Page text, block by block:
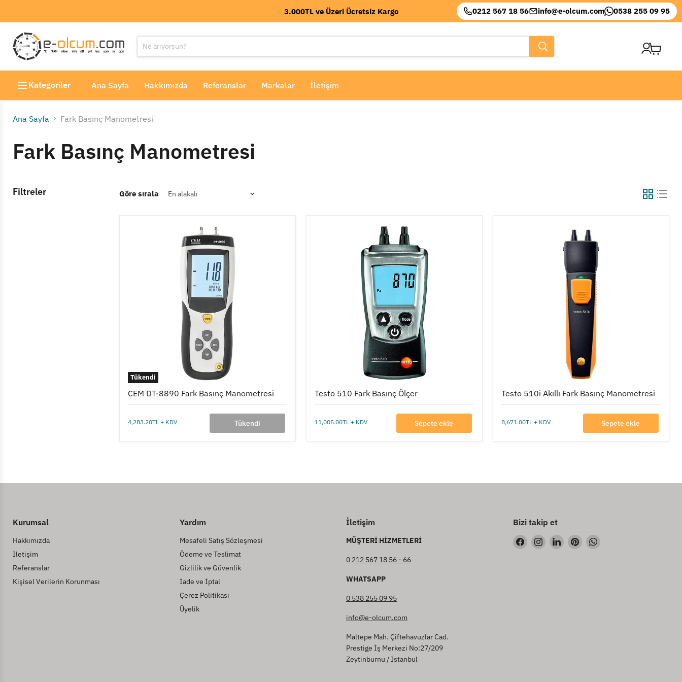
3.000TL ve Üzeri Ücretsiz Kargo 0212 567 18 56 info@e-olcum.com 0538 255 09 95
Kategoriler
Ana Sayfa Hakkımızda Referanslar Markalar İletişim
Ana Sayfa Fark Basınç Manometresi
Fark Basınç Manometresi
Filtreler Göre sırala
Tükendi
CEM DT-8890 Fark Basınç Manometresi
4,283.20TL + KDV Tükendi
Testo 510 Fark Basınç Ölçer
11,005.00TL + KDV Sepete ekle
Testo 510i Akıllı Fark Basınç Manometresi
8,671.00TL + KDV Sepete ekle
Kurumsal
Hakkımızda
İletişim
Referanslar
Kişisel Verilerin Korunması
Yardım
Mesafeli Satış Sözleşmesi
Ödeme ve Teslimat
Gizlilik ve Güvenlik
İade ve İptal
Çerez Politikası
Üyelik
İletişim
MÜŞTERİ HİZMETLERİ
0 212 567 18 56 - 66
WHATSAPP
0 538 255 09 95
info@e-olcum.com
Maltepe Mah. Çiftehavuzlar Cad.
Prestige İş Merkezi No:27/209
Zeytinburnu / İstanbul
Bizi takip et
Bizi
Facebook&#39;de
Bizi
Instagram&#39;de
Bizi
LinkedIn&#39;de
Bizi
Pinterest&#39;de
Bizi